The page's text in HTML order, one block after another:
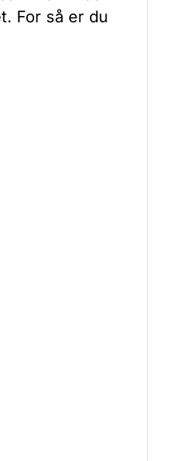
For så er du